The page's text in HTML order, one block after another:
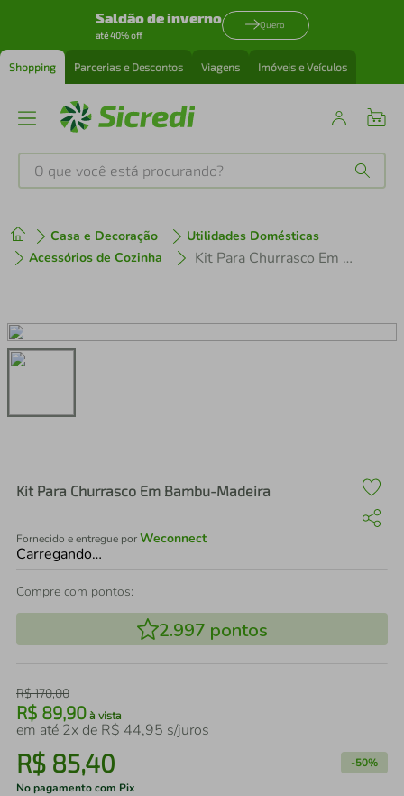
Saldão de inverno
até 40% off
Quero
Shopping Parcerias e Descontos Viagens Imóveis e Veículos
O que você está procurando?
Casa e Decoração
Utilidades Domésticas
Acessórios de Cozinha
Kit Para Churrasco Em Bambu-Madeira
Kit Para Churrasco Em Bambu-Madeira
Fornecido e entregue porWeconnect
Carregando…
Compre com pontos:
2.997 pontos
R$170,00
R$ 89,90 à vista
em até 2x de R$ 44,95 s/juros
R$ 85,40 -50%
No pagamento com Pix
1º tenis
3º